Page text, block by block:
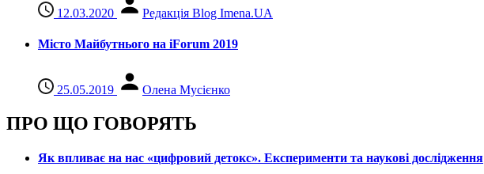
12.03.2020 Редакція Blog Imena.UA
Місто Майбутнього на iForum 2019
25.05.2019 Олена Мусієнко
ПРО ЩО ГОВОРЯТЬ
Як впливає на нас «цифровий детокс». Експерименти та наукові дослідження